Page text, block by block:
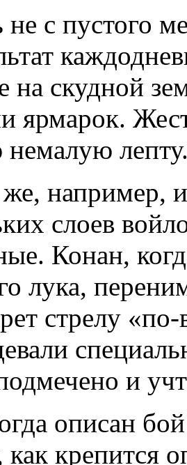
не с пустого
на скудной
ярмарок.
немалую
например,
слоев
Конан,
лука,
стрелу
и
описан
крепится